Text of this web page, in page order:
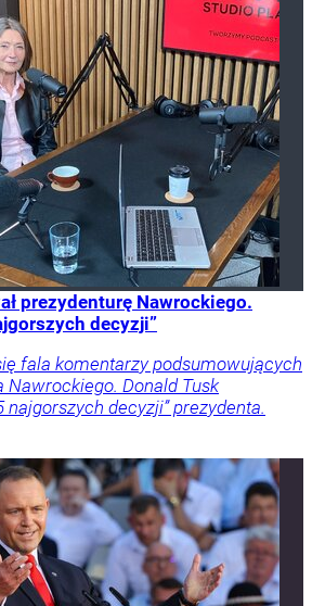
prezydenturę Nawrockiego.
decyzji”
fala komentarzy podsumowujących
Nawrockiego. Donald Tusk
najgorszych decyzji” prezydenta.